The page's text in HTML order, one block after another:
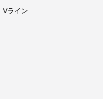
Vライン